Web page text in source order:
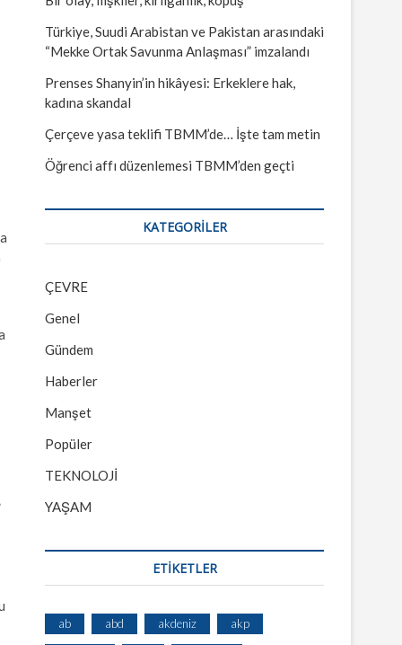
Türkiye, Suudi Arabistan ve Pakistan arasındaki
“Mekke Ortak Savunma Anlaşması” imzalandı
Prenses Shanyin’in hikâyesi: Erkeklere hak,
kadına skandal
Çerçeve yasa teklifi TBMM’de… İşte tam metin
Öğrenci affı düzenlemesi TBMM’den geçti
KATEGORILER
ÇEVRE
Genel
Gündem
Haberler
Manşet
Popüler
TEKNOLOJİ
YAŞAM
ETİKETLER
ab abd akdeniz akp